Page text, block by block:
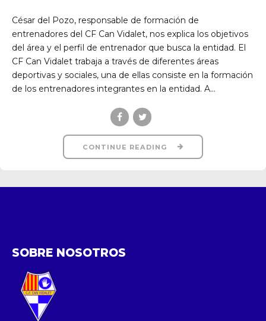
César del Pozo, responsable de formación de
entrenadores del CF Can Vidalet, nos explica los objetivos
del área y el perfil de entrenador que busca la entidad. El
CF Can Vidalet trabaja a través de diferentes áreas
deportivas y sociales, una de ellas consiste en la formación
de los entrenadores integrantes en la entidad. A...
CONTINUE READING
SOBRE NOSOTROS